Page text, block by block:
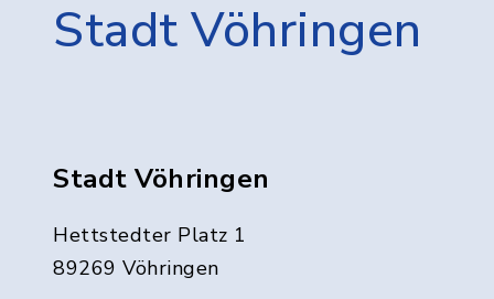
Stadt Vöhringen
Stadt Vöhringen
Hettstedter Platz 1
89269 Vöhringen